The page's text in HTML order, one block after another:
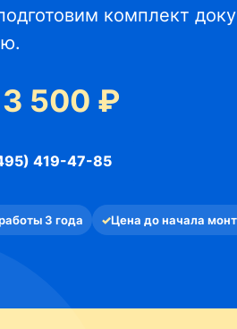
комплект
3 500 ₽
419-47-85
3 года Цена до начала